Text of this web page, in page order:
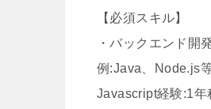
【必須スキル】
・バックエンド開
例:Java、Node.js
Javascript経験:1年